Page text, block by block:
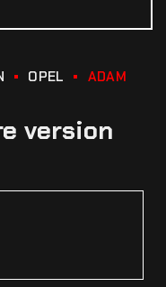
OPEL ADAM
version